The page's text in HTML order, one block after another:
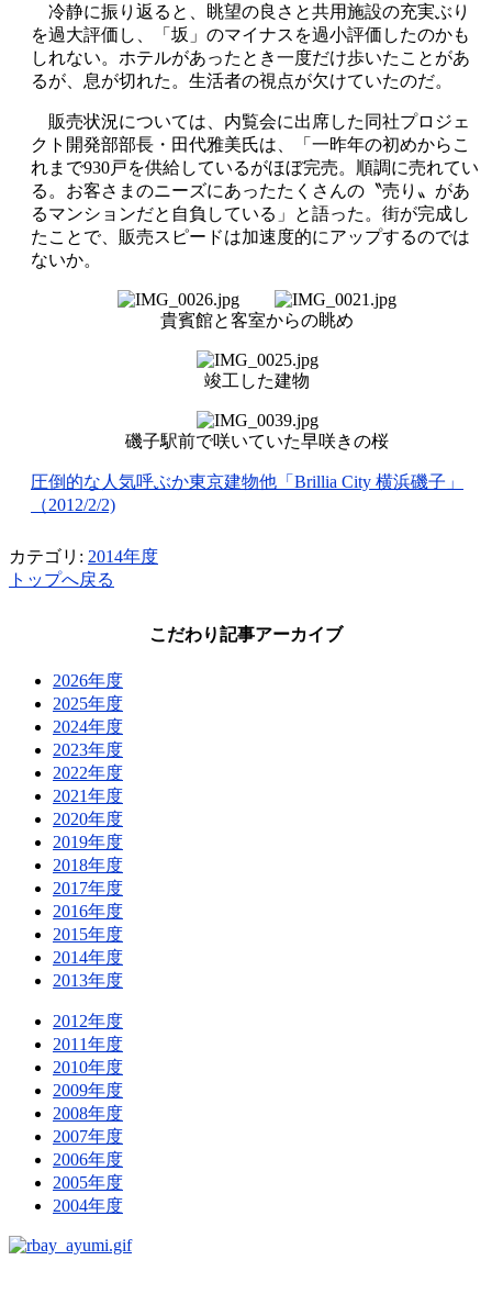
冷静に振り返ると、眺望の良さと共用施設の充実ぶり
を過大評価し、「坂」のマイナスを過小評価したのかも
しれない。ホテルがあったとき一度だけ歩いたことがあ
るが、息が切れた。生活者の視点が欠けていたのだ。
販売状況については、内覧会に出席した同社プロジェ
クト開発部部長・田代雅美氏は、「一昨年の初めからこ
れまで930戸を供給しているがほぼ完売。順調に売れてい
る。お客さまのニーズにあったたくさんの〝売り〟があ
るマンションだと自負している」と語った。街が完成し
たことで、販売スピードは加速度的にアップするのでは
ないか。
貴賓館と客室からの眺め
竣工した建物
磯子駅前で咲いていた早咲きの桜
圧倒的な人気呼ぶか東京建物他「Brillia City 横浜磯子」
（2012/2/2)
カテゴリ: 2014年度
トップへ戻る
こだわり記事アーカイブ
2026年度
2025年度
2024年度
2023年度
2022年度
2021年度
2020年度
2019年度
2018年度
2017年度
2016年度
2015年度
2014年度
2013年度
2012年度
2011年度
2010年度
2009年度
2008年度
2007年度
2006年度
2005年度
2004年度